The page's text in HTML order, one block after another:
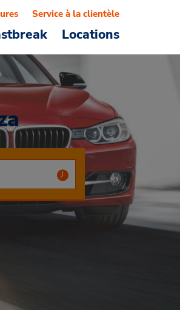
Locations
Service à la clientèle